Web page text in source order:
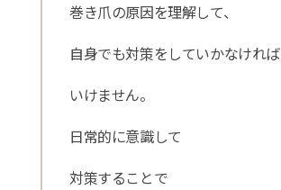
巻き爪の原因を理解して、
自身でも対策をしていかなければ
いけません。
日常的に意識して
対策することで